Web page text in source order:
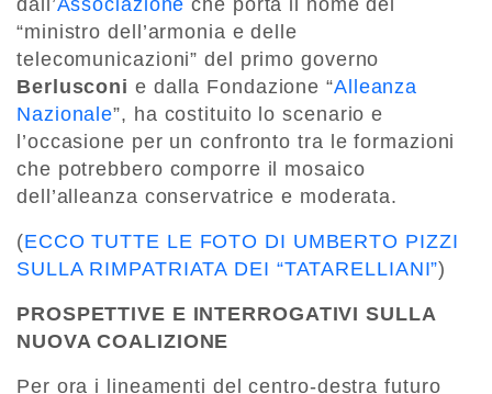
dall’Associazione che porta il nome del
“ministro dell’armonia e delle
telecomunicazioni” del primo governo
Berlusconi e dalla Fondazione “Alleanza
Nazionale”, ha costituito lo scenario e
l’occasione per un confronto tra le formazioni
che potrebbero comporre il mosaico
dell’alleanza conservatrice e moderata.
(ECCO TUTTE LE FOTO DI UMBERTO PIZZI
SULLA RIMPATRIATA DEI “TATARELLIANI”)
PROSPETTIVE E INTERROGATIVI SULLA
NUOVA COALIZIONE
Per ora i lineamenti del centro-destra futuro